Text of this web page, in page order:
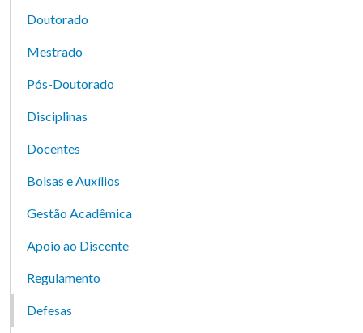
Doutorado
Mestrado
Pós-Doutorado
Disciplinas
Docentes
Bolsas e Auxílios
Gestão Acadêmica
Apoio ao Discente
Regulamento
Defesas